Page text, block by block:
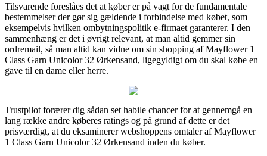
Tilsvarende foreslåes det at køber er på vagt for de fundamentale
bestemmelser der gør sig gældende i forbindelse med købet, som
eksempelvis hvilken ombytningspolitik e-firmaet garanterer. I den
sammenhæng er det i øvrigt relevant, at man altid gemmer sin
ordremail, så man altid kan vidne om sin shopping af Mayflower 1
Class Garn Unicolor 32 Ørkensand, ligegyldigt om du skal købe en
gave til en dame eller herre.
Trustpilot forærer dig sådan set habile chancer for at gennemgå en
lang række andre køberes ratings og på grund af dette er det
prisværdigt, at du eksaminerer webshoppens omtaler af Mayflower
1 Class Garn Unicolor 32 Ørkensand inden du køber.